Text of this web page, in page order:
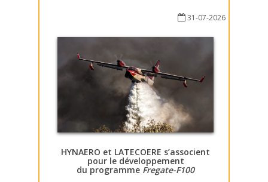
31-07-2026
HYNAERO et LATECOERE s’associent
pour le développement
du programme Fregate-F100